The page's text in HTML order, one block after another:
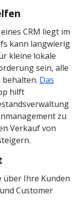
CRM liegt im
kann langwierig
kleine lokale
sein, alle
Das
hilft
zu
Verkauf von
über Ihre Kunden
Customer